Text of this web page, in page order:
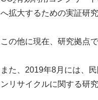
2
へ拡大するための実証研究
この他に現在、研究拠点
また、2019年8月には、
ンリサイクルに関する研